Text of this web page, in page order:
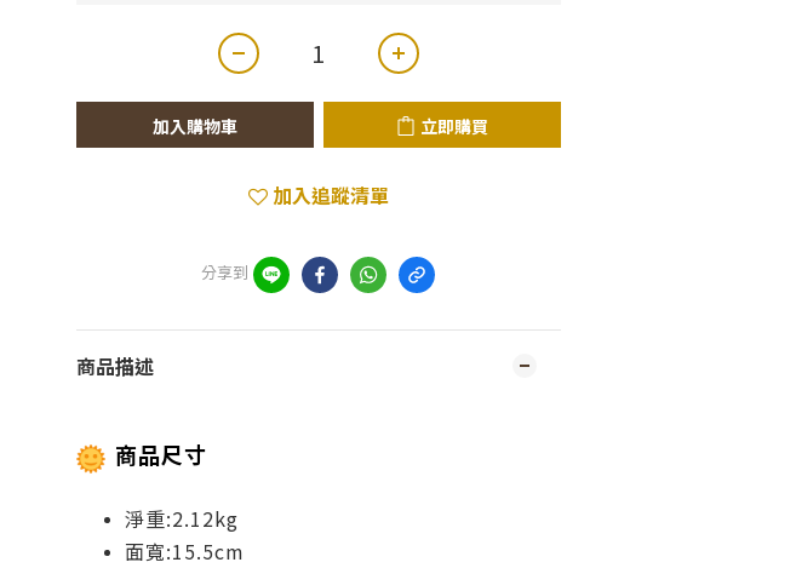
加入購物車 立即購買
加入追蹤清單
分享到
商品描述
商品尺寸
淨重:2.12kg
面寬:15.5cm